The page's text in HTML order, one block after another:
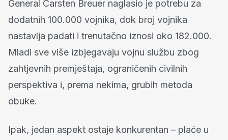
General Carsten Breuer naglasio je potrebu za
dodatnih 100.000 vojnika, dok broj vojnika
nastavlja padati i trenutačno iznosi oko 182.000.
Mladi sve više izbjegavaju vojnu službu zbog
zahtjevnih premještaja, ograničenih civilnih
perspektiva i, prema nekima, grubih metoda
obuke.
Ipak, jedan aspekt ostaje konkurentan – plaće u